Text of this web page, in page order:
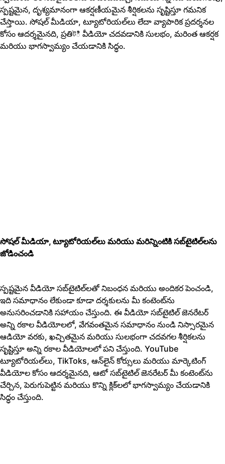
స్పష్టమైన, దృశ్యమానంగా ఆకర్షణీయమైన శీర్షికలను సృష్టిస్తూ గమనిక
చేస్తాయి. సోషల్ మీడియా, ట్యూటోరియల్‌లు లేదా వ్యాపారిక ప్రదర్శనల
కోసం ఆదర్శమైనది, ప్రతిটి వీడియో చదవడానికి సులభం, మరింత ఆకర్షక
మరియు భాగస్వామ్యం చేయడానికి సిద్ధం.
సోషల్ మీడియా, ట్యూటోరియల్‌లు మరియు మరిన్నింటికి సబ్‌టైటిల్‌లను
జోడించండి
స్పష్టమైన వీడియో సబ్‌టైటిల్‌లతో నిబంధన మరియు అందికర పెంచండి,
ఇది సమాధానం లేకుండా కూడా దర్శకులను మీ కంటెంట్‌ను
అనుసరించడానికి సహాయం చేస్తుంది. ఈ వీడియో సబ్‌టైటిల్ జెనరేటర్
అన్ని రకాల వీడియోలలో, వేగవంతమైన సమాధానం నుండి నిస్సారమైన
ఆడియో వరకు, ఖచ్చితమైన మరియు సులభంగా చదవగల శీర్షికలను
సృష్టిస్తూ అన్ని రకాల వీడియోలలో పని చేస్తుంది. YouTube
ట్యూటోరియల్‌లు, TikToks, ఆన్‌లైన్ కోర్సులు మరియు మార్కెటింగ్
వీడియోల కోసం ఆదర్శమైనది, ఆటో సబ్‌టైటిల్ జెనరేటర్ మీ కంటెంట్‌ను
చేర్చిన, పెరుగుపెట్టిన మరియు కొన్ని క్లిక్‌లలో భాగస్వామ్యం చేయడానికి
సిద్ధం చేస్తుంది.